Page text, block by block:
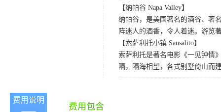
【纳帕谷 Napa Valley】
纳帕谷，是美国著名的酒谷、著
阵迷人的酒香，令人着迷。游览
【索萨利托小镇 Sausalito】
索萨利托是著名电影《一见钟情
隔，隔海相望，各式别墅倚山而
费用说明
费用包含